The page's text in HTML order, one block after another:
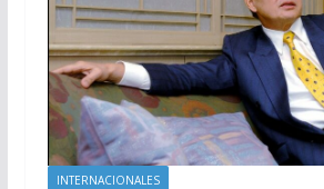
INTERNACIONALES